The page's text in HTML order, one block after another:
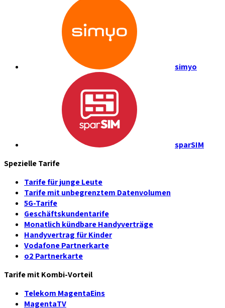
simyo
sparSIM
Spezielle Tarife
Tarife für junge Leute
Tarife mit unbegrenztem Datenvolumen
5G-Tarife
Geschäftskundentarife
Monatlich kündbare Handyverträge
Handyvertrag für Kinder
Vodafone Partnerkarte
o2 Partnerkarte
Tarife mit Kombi-Vorteil
Telekom MagentaEins
MagentaTV